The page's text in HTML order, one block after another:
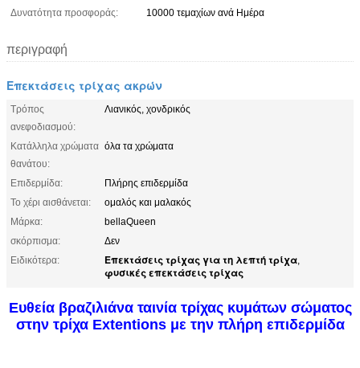
Δυνατότητα προσφοράς:
10000 τεμαχίων ανά Ημέρα
περιγραφή
Επεκτάσεις τρίχας ακρών
Τρόπος
ανεφοδιασμού:
Λιανικός, χονδρικός
Κατάλληλα χρώματα
θανάτου:
όλα τα χρώματα
Επιδερμίδα:
Πλήρης επιδερμίδα
Το χέρι αισθάνεται:
ομαλός και μαλακός
Μάρκα:
bellaQueen
σκόρπισμα:
Δεν
Ειδικότερα:
Επεκτάσεις τρίχας για τη λεπτή τρίχα,
φυσικές επεκτάσεις τρίχας
Ευθεία βραζιλιάνα ταινία τρίχας κυμάτων σώματος
στην τρίχα Extentions με την πλήρη επιδερμίδα